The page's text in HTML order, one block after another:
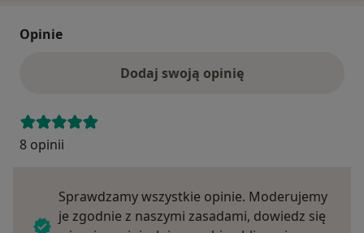
Opinie
Dodaj swoją opinię
8 opinii
Sprawdzamy wszystkie opinie. Moderujemy
je zgodnie z naszymi zasadami, dowiedz się